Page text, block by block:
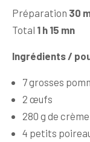
Préparation 30
Total 1 h 15 mn
Ingrédients /
7 grosses
2 œufs
280 g de
4 petits